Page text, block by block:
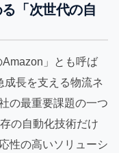
「次世代の自
」とも呼ば
成長を支える物流ネ
の最重要課題の一つ
の自動化技術だけ
性の高いソリューシ